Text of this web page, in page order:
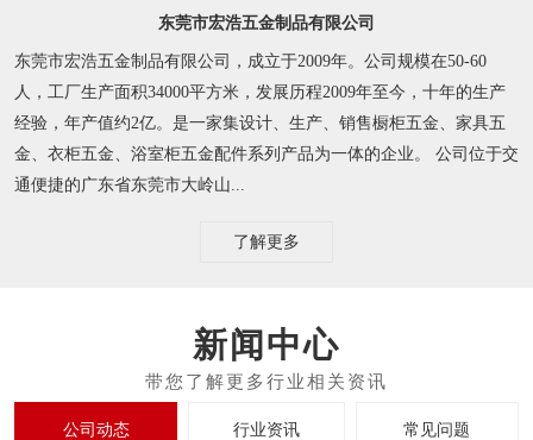
东莞市宏浩五金制品有限公司
东莞市宏浩五金制品有限公司，成立于2009年。公司规模在50-60
人，工厂生产面积34000平方米，发展历程2009年至今，十年的生产
经验，年产值约2亿。是一家集设计、生产、销售橱柜五金、家具五
金、衣柜五金、浴室柜五金配件系列产品为一体的企业。 公司位于交
通便捷的广东省东莞市大岭山...
了解更多
新闻中心
公司动态 行业资讯 常见问题